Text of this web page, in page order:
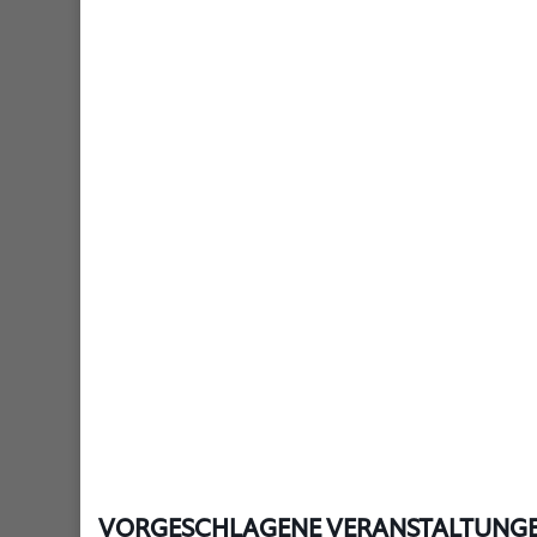
VORGESCHLAGENE